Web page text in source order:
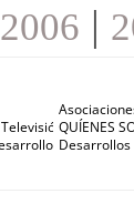
2006 |
e Internet
QUÍENES
Desarrollos